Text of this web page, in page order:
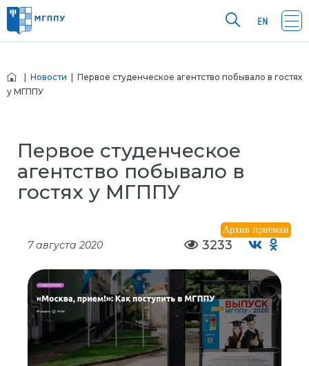
Новости | Первое студенческое агентство побывало в гостях
у МГППУ
Первое студенческое
агентство побывало в
гостях у МГППУ
Архив приемки
7 августа 2020 3233